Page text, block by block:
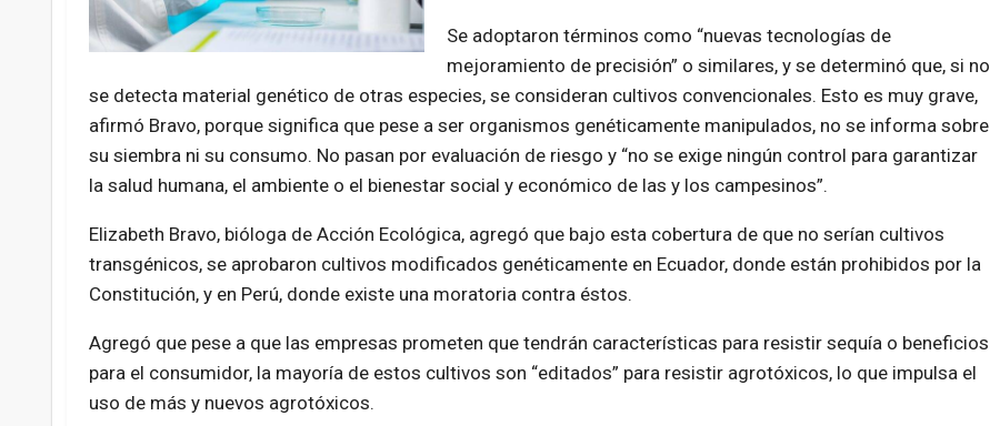
Se adoptaron términos como “nuevas tecnologías de
mejoramiento de precisión” o similares, y se determinó que, si no
se detecta material genético de otras especies, se consideran cultivos convencionales. Esto es muy grave,
afirmó Bravo, porque significa que pese a ser organismos genéticamente manipulados, no se informa sobre
su siembra ni su consumo. No pasan por evaluación de riesgo y “no se exige ningún control para garantizar
la salud humana, el ambiente o el bienestar social y económico de las y los campesinos”.
Elizabeth Bravo, bióloga de Acción Ecológica, agregó que bajo esta cobertura de que no serían cultivos
transgénicos, se aprobaron cultivos modificados genéticamente en Ecuador, donde están prohibidos por la
Constitución, y en Perú, donde existe una moratoria contra éstos.
Agregó que pese a que las empresas prometen que tendrán características para resistir sequía o beneficios
para el consumidor, la mayoría de estos cultivos son “editados” para resistir agrotóxicos, lo que impulsa el
uso de más y nuevos agrotóxicos.